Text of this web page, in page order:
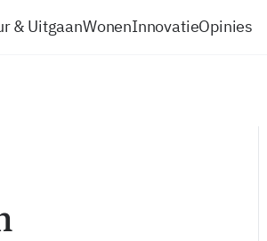
& UitgaanWonenInnovatieOpinies